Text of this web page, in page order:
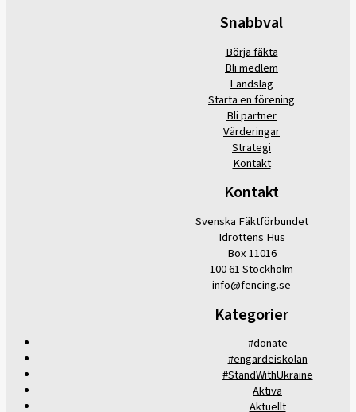
Snabbval
Börja fäkta
Bli medlem
Landslag
Starta en förening
Bli partner
Värderingar
Strategi
Kontakt
Kontakt
Svenska Fäktförbundet
Idrottens Hus
Box 11016
100 61 Stockholm
info@fencing.se
Kategorier
#donate
#engardeiskolan
#StandWithUkraine
Aktiva
Aktuellt